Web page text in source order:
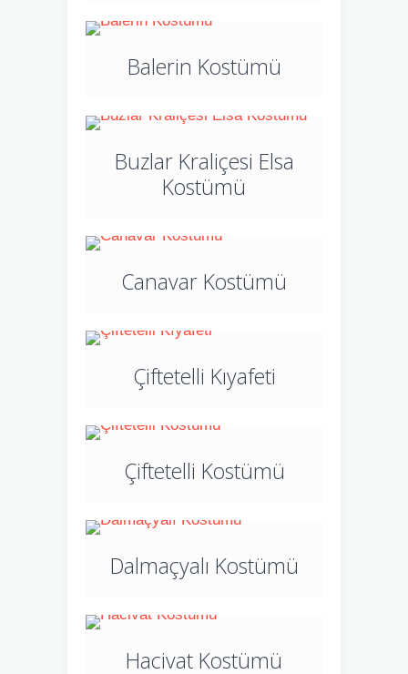
Balerin Kostümü
Buzlar Kraliçesi Elsa
Kostümü
Canavar Kostümü
Çiftetelli Kıyafeti
Çiftetelli Kostümü
Dalmaçyalı Kostümü
Hacivat Kostümü